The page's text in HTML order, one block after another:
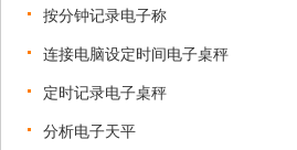
按分钟记录电子称
连接电脑设定时间电子桌秤
定时记录电子桌秤
分析电子天平